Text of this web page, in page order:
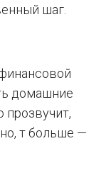
шаг.
домашние
прозвучит,
т больше —